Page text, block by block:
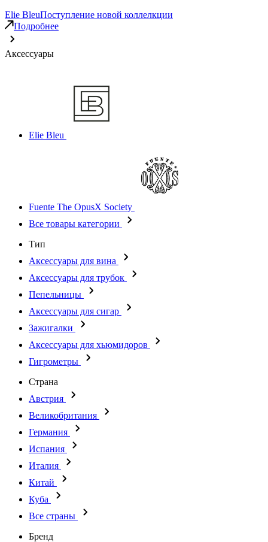
Elie BleuПоступление новой коллелкции
Подробнее
Аксессуары
Elie Bleu
Fuente The OpusX Society
Все товары категории
Тип
Аксессуары для вина
Аксессуары для трубок
Пепельницы
Аксессуары для сигар
Зажигалки
Аксессуары для хьюмидоров
Гигрометры
Страна
Австрия
Великобритания
Германия
Испания
Италия
Китай
Куба
Все страны
Бренд